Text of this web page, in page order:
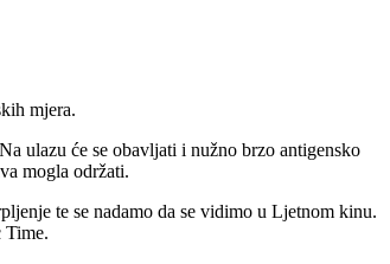
mjera.
ulazu će se obavljati i nužno brzo antigensko
mogla održati.
te se nadamo da se vidimo u Ljetnom kinu.
Time.